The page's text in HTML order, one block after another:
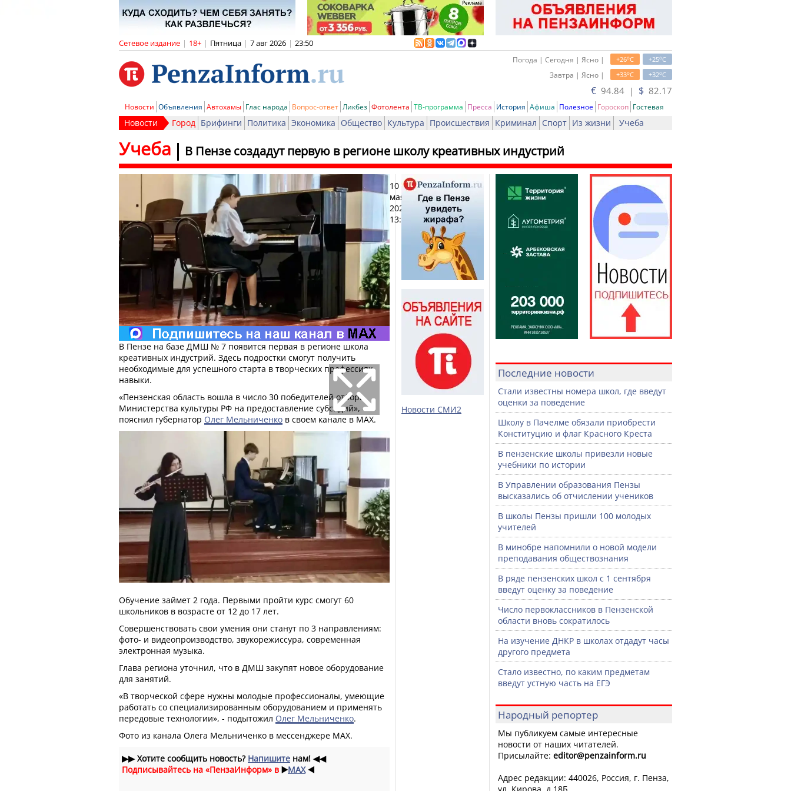
Сетевое издание | 18+ | Пятница | 7 авг 2026 | 23:50
+25oC
+26oC
Погода | Сегодня | Ясно |
+32oC
+33oC
Завтра | Ясно |
€ 94.84 | $ 82.17
Новости Объявления Автохамы Глас народа Вопрос-ответ Ликбез Фотолента ТВ-программа Пресса История Афиша Полезное Гороскоп Гостевая
Новости Город Брифинги Политика Экономика Общество Культура Происшествия Криминал Спорт Из жизни Учеба
В Пензе создадут первую в регионе школу креативных индустрий
Учеба
10
мая
2026,
13:27
Печать
В Пензе на базе ДМШ № 7 появится первая в регионе школа
креативных индустрий. Здесь подростки смогут получить
необходимые для успешного старта в творческих профессиях
навыки.
«Пензенская область вошла в число 30 победителей отбора
Министерства культуры РФ на предоставление субсидий», -
пояснил губернатор Олег Мельниченко в своем канале в МАХ.
Обучение займет 2 года. Первыми пройти курс смогут 60
школьников в возрасте от 12 до 17 лет.
Совершенствовать свои умения они станут по 3 направлениям:
фото- и видеопроизводство, звукорежиссура, современная
электронная музыка.
Глава региона уточнил, что в ДМШ закупят новое оборудование
для занятий.
«В творческой сфере нужны молодые профессионалы, умеющие
работать со специализированным оборудованием и применять
передовые технологии», - подытожил Олег Мельниченко.
Фото из канала Олега Мельниченко в мессенджере МАХ.
▶▶Хотите сообщить новость? Напишите нам! ◀◀
Подписывайтесь на «ПензаИнформ» в ▶️MAX ◀️
Новости СМИ2
Последние новости
Стали известны номера школ, где введут
оценки за поведение
Школу в Пачелме обязали приобрести
Конституцию и флаг Красного Креста
В пензенские школы привезли новые
учебники по истории
В Управлении образования Пензы
высказались об отчислении учеников
В школы Пензы пришли 100 молодых
учителей
В минобре напомнили о новой модели
преподавания обществознания
В ряде пензенских школ с 1 сентября
введут оценку за поведение
Число первоклассников в Пензенской
области вновь сократилось
На изучение ДНКР в школах отдадут часы
другого предмета
Стало известно, по каким предметам
введут устную часть на ЕГЭ
Народный репортер
Мы публикуем самые интересные
новости от наших читателей.
Присылайте: editor@penzainform.ru
Адрес редакции: 440026, Россия, г. Пенза,